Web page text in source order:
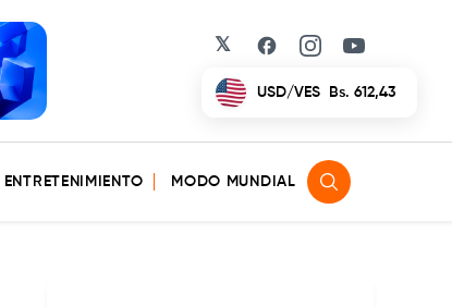
𝕏 Facebook
Instagram
YouTube
EUR/VES Bs. 702,42
ENTRETENIMIENTO MODO MUNDIAL